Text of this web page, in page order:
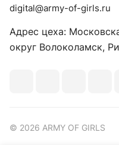
digital@army-of-girls.ru
Адрес цеха:
округ Волоколамск,
© 2026 ARMY OF GIRLS